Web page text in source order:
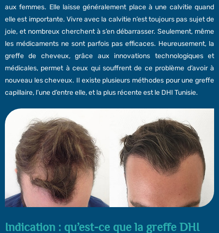
aux femmes. Elle laisse généralement place à une calvitie quand
elle est importante. Vivre avec la calvitie n’est toujours pas sujet de
joie, et nombreux cherchent à s’en débarrasser. Seulement, même
les médicaments ne sont parfois pas efficaces. Heureusement, la
greffe de cheveux, grâce aux innovations technologiques et
médicales, permet à ceux qui souffrent de ce problème d’avoir à
nouveau les cheveux. Il existe plusieurs méthodes pour une greffe
capillaire, l’une d’entre elle, et la plus récente est le DHI Tunisie.
Indication : qu’est-ce que la greffe DHI